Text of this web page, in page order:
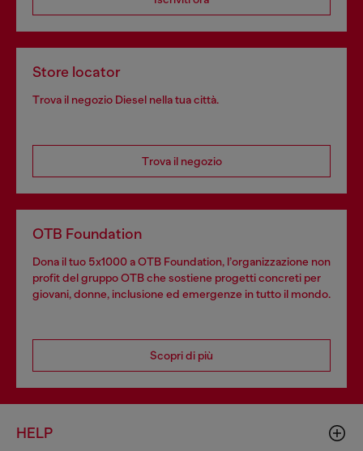
Store locator
Trova il negozio Diesel nella tua città.
Trova il negozio
OTB Foundation
Dona il tuo 5x1000 a OTB Foundation, l’organizzazione non
profit del gruppo OTB che sostiene progetti concreti per
giovani, donne, inclusione ed emergenze in tutto il mondo.
Scopri di più
HELP